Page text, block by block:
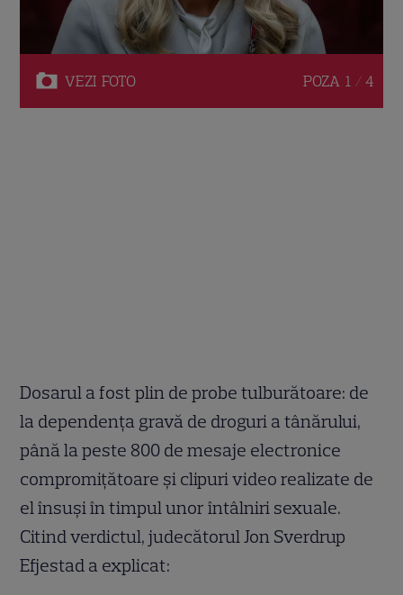
VEZI FOTO POZA 1 / 4
Dosarul a fost plin de probe tulburătoare: de
la dependența gravă de droguri a tânărului,
până la peste 800 de mesaje electronice
compromițătoare și clipuri video realizate de
el însuși în timpul unor întâlniri sexuale.
Citind verdictul, judecătorul Jon Sverdrup
Efjestad a explicat: